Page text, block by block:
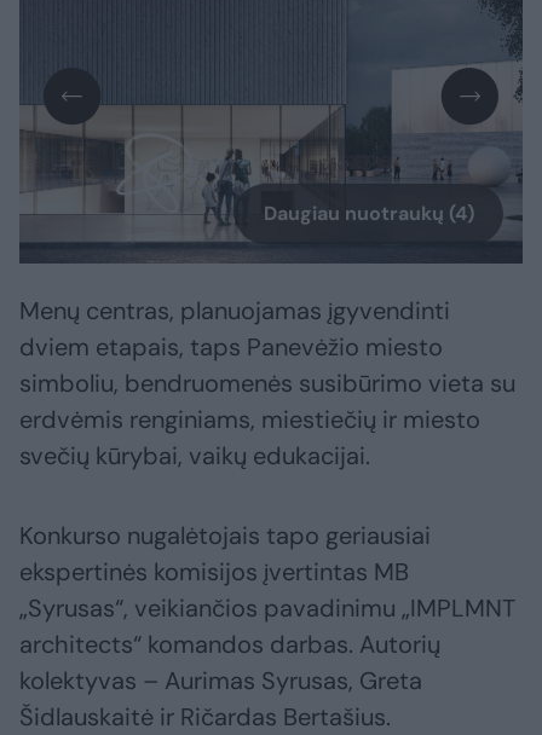
Daugiau nuotraukų (4)
Menų centras, planuojamas įgyvendinti
dviem etapais, taps Panevėžio miesto
simboliu, bendruomenės susibūrimo vieta su
erdvėmis renginiams, miestiečių ir miesto
svečių kūrybai, vaikų edukacijai.
Konkurso nugalėtojais tapo geriausiai
ekspertinės komisijos įvertintas MB
„Syrusas“, veikiančios pavadinimu „IMPLMNT
architects“ komandos darbas. Autorių
kolektyvas – Aurimas Syrusas, Greta
Šidlauskaitė ir Ričardas Bertašius.